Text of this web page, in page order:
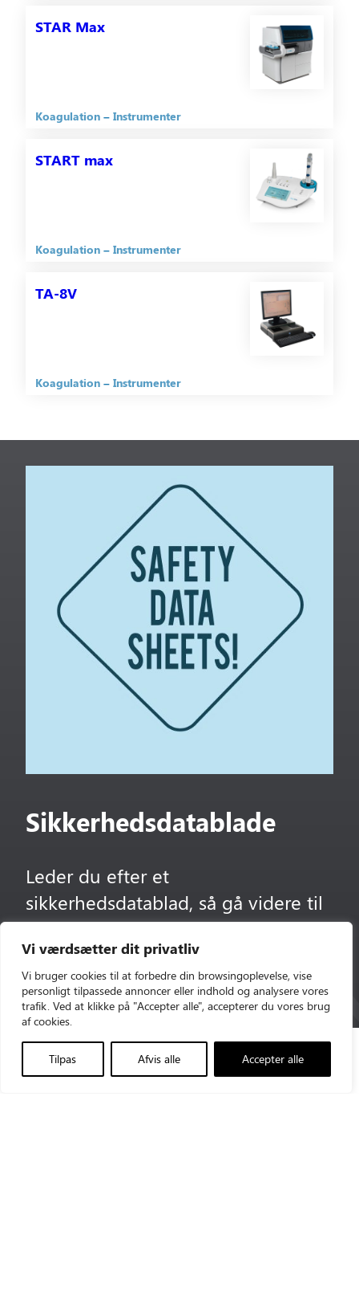
Vi værdsætter dit privatliv
Vi bruger cookies til at forbedre din browsingoplevelse, vise
personligt tilpassede annoncer eller indhold og analysere vores
trafik. Ved at klikke på "Accepter alle", accepterer du vores brug
af cookies.
Tilpas Afvis alle Accepter alle
STAR Max
Koagulation Instrumenter
START max
Koagulation Instrumenter
TA-8V
Koagulation Instrumenter
Sikkerhedsdatablade
Leder du efter et
sikkerhedsdatablad, så gå videre til
oversigten.
Se sikkerhedsdatablade